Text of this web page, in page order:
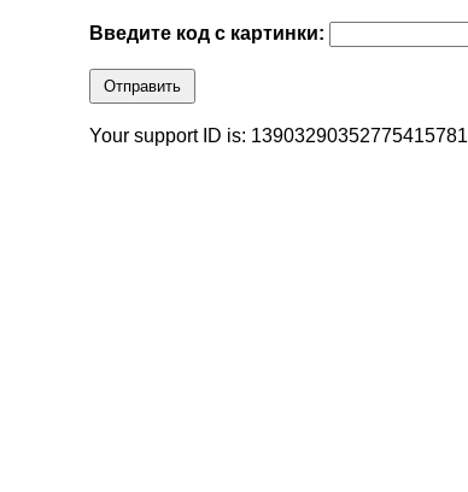
Введите код с картинки:
Отправить
Your support ID is: 13903290352775415781